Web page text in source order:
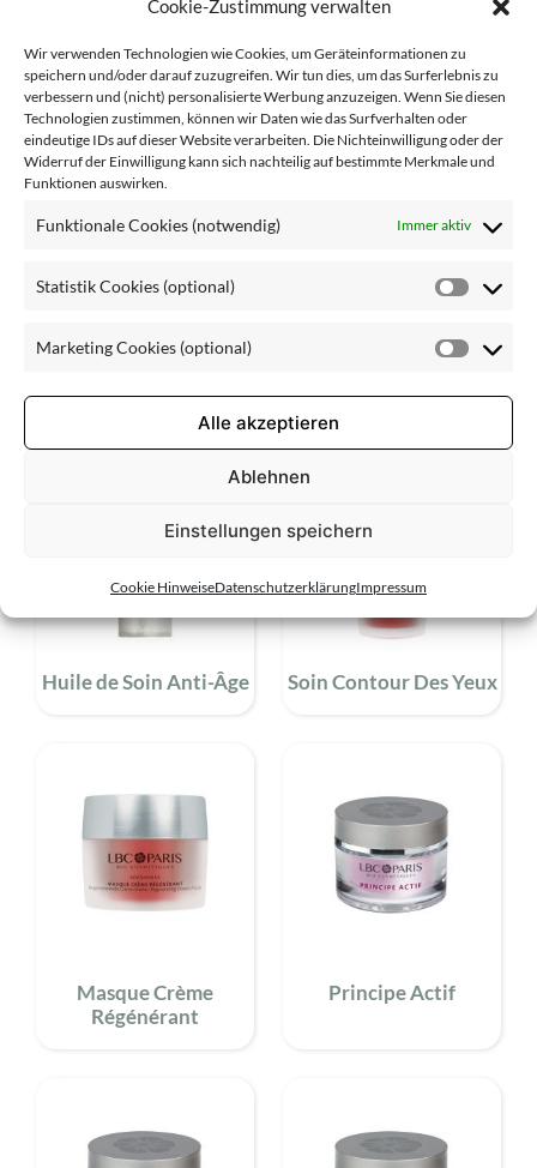
Cookie-Zustimmung verwalten
Wir verwenden Technologien wie Cookies, um Geräteinformationen zu
speichern und/oder darauf zuzugreifen. Wir tun dies, um das Surferlebnis zu
verbessern und (nicht) personalisierte Werbung anzuzeigen. Wenn Sie diesen
Technologien zustimmen, können wir Daten wie das Surfverhalten oder
eindeutige IDs auf dieser Website verarbeiten. Die Nichteinwilligung oder der
Widerruf der Einwilligung kann sich nachteilig auf bestimmte Merkmale und
Funktionen auswirken.
Funktionale Cookies (notwendig) Immer aktiv
Statistik Cookies (optional)
Marketing Cookies (optional)
Alle akzeptieren
Ablehnen
Einstellungen speichern
Cookie HinweiseDatenschutzerklärungImpressum
Sérum Hydro Intensif
Fruitacide AHA Peeling
HYALURON+ Contour
Créme de Soin Anti-Âge
Huile de Soin Anti-Âge Soin Contour Des Yeux
Masque Crème
Régénérant
Principe Actif